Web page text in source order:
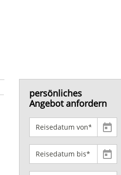
persönliches
Angebot anfordern